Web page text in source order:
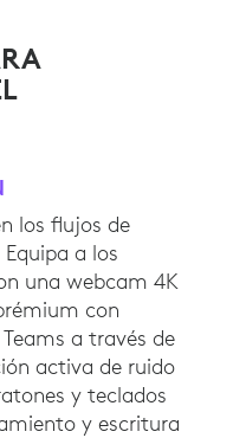
los flujos de
a los
una webcam 4K
con
a través de
activa de ruido
y teclados
y escritura